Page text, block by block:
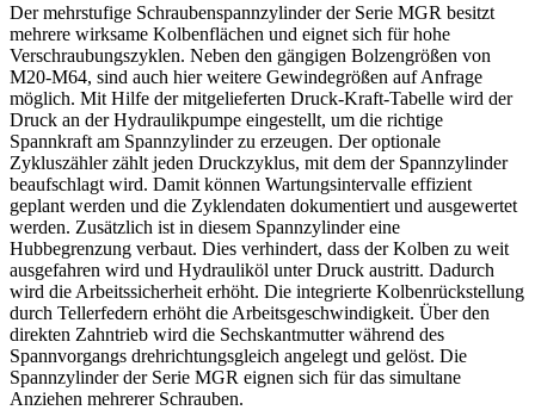
Der mehrstufige Schraubenspannzylinder der Serie MGR besitzt
mehrere wirksame Kolbenflächen und eignet sich für hohe
Verschraubungszyklen. Neben den gängigen Bolzengrößen von
M20-M64, sind auch hier weitere Gewindegrößen auf Anfrage
möglich. Mit Hilfe der mitgelieferten Druck-Kraft-Tabelle wird der
Druck an der Hydraulikpumpe eingestellt, um die richtige
Spannkraft am Spannzylinder zu erzeugen. Der optionale
Zykluszähler zählt jeden Druckzyklus, mit dem der Spannzylinder
beaufschlagt wird. Damit können Wartungsintervalle effizient
geplant werden und die Zyklendaten dokumentiert und ausgewertet
werden. Zusätzlich ist in diesem Spannzylinder eine
Hubbegrenzung verbaut. Dies verhindert, dass der Kolben zu weit
ausgefahren wird und Hydrauliköl unter Druck austritt. Dadurch
wird die Arbeitssicherheit erhöht. Die integrierte Kolbenrückstellung
durch Tellerfedern erhöht die Arbeitsgeschwindigkeit. Über den
direkten Zahntrieb wird die Sechskantmutter während des
Spannvorgangs drehrichtungsgleich angelegt und gelöst. Die
Spannzylinder der Serie MGR eignen sich für das simultane
Anziehen mehrerer Schrauben.